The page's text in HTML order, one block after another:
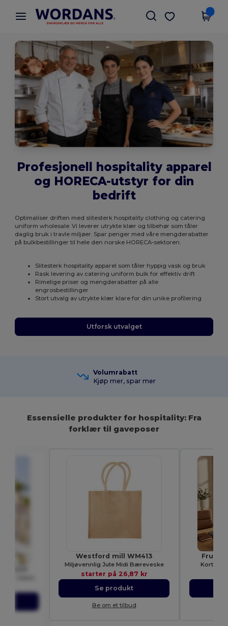
× Wordans-app
Bedre priser i appen!
Last ned app
Profesjonell hospitality apparel
og HORECA-utstyr for din
bedrift
Optimaliser driften med slitesterk hospitality clothing og catering
uniform wholesale. Vi leverer utrykte klær og tilbehør som tåler
daglig bruk i travle miljøer. Spar penger med våre mengderabatter
på bulkbestillinger til hele den norske HORECA-sektoren.
Slitesterk hospitality apparel som tåler hyppig vask og bruk
Rask levering av catering uniform bulk for effektiv drift
Rimelige priser og mengderabatter på alle
engrosbestillinger
Stort utvalg av utrykte klær klare for din unike profilering
Utforsk utvalget
Volumrabatt
Kjøp mer, spar mer
Essensielle produkter for hospitality: Fra
forklær til gaveposer
Westford mill WM413
Miljøvennlig Jute Midi Bæreveske
starter på 26,87 kr
Se produkt
Be om et tilbud
Fruit